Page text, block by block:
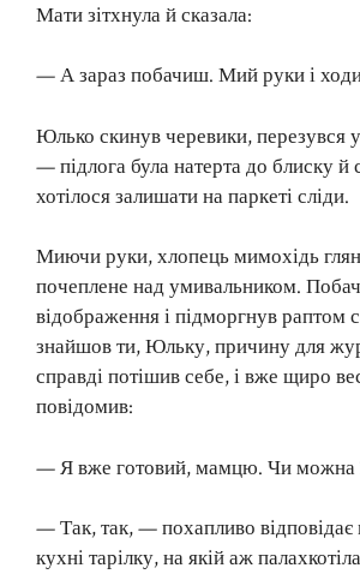
Мати зітхнула й сказала:
— А зараз побачиш. Мий руки і ходи
Юлько скинув черевики, перезувся
— підлога була натерта до блиску й
хотілося залишати на паркеті сліди.
Миючи руки, хлопець мимохідь
почеплене над умивальником.
відображення і підморгнув раптом
знайшов ти, Юльку, причину для
справді потішив себе, і вже щиро
повідомив:
— Я вже готовий, мамцю. Чи можна
— Так, так, — похапливо відповідає
кухні тарілку, на якій аж